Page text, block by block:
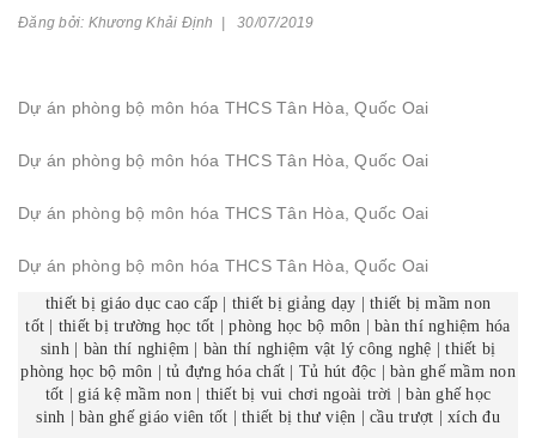
Đăng bởi: Khương Khải Định | 30/07/2019
thiết bị giáo dục cao cấp | thiết bị giảng dạy |thiết bị mầm non
tốt | thiết bị trường học tốt |phòng học bộ môn |bàn thí nghiệm hóa
sinh | bàn thí nghiệm | bàn thí nghiệm vật lý công nghệ |thiết bị
phòng học bộ môn | tủ đựng hóa chất | Tủ hút độc | bàn ghế mầm non
tốt |giá kệ mầm non | thiết bị vui chơi ngoài trời |bàn ghế học
sinh | bàn ghế giáo viên tốt | thiết bị thư viện | cầu trượt | xích đu